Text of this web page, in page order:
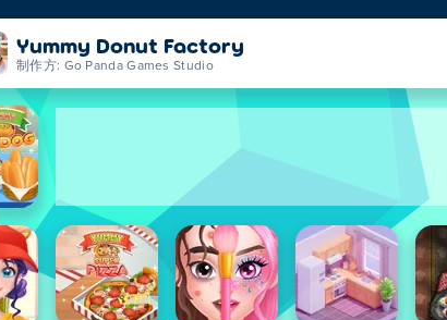
Yummy Donut Factory
制作方: Go Panda Games Studio